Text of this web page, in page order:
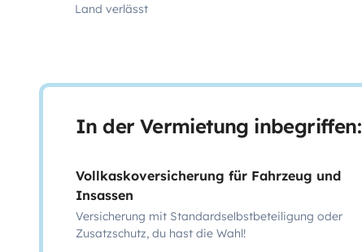
Land verlässt
In der Vermietung inbegriffen:
Vollkaskoversicherung für Fahrzeug und
Insassen
Versicherung mit Standardselbstbeteiligung oder
Zusatzschutz, du hast die Wahl!